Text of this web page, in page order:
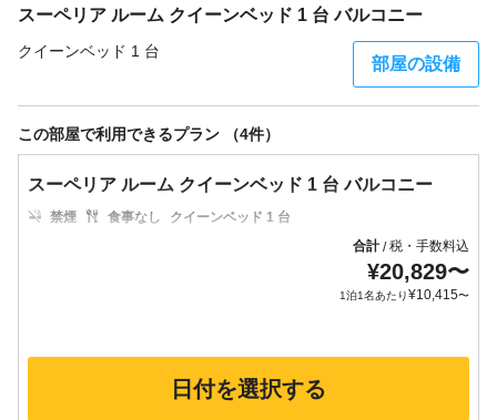
スーペリア ルーム クイーンベッド 1 台 バルコニー
クイーンベッド 1 台
部屋の設備
この部屋で利用できるプラン （4件）
スーペリア ルーム クイーンベッド 1 台 バルコニー
禁煙 食事なし
クイーンベッド 1 台
合計/税・手数料込
¥20,829〜
1泊1名あたり¥10,415〜
日付を選択する